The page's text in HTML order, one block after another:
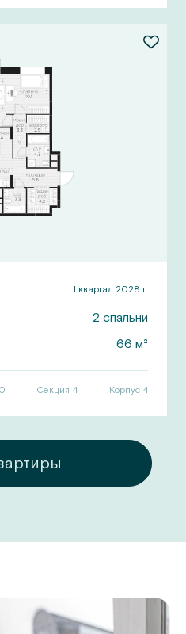
I квартал 2028 г.
2 спальни
66 м²
Секция 4 Корпус 4